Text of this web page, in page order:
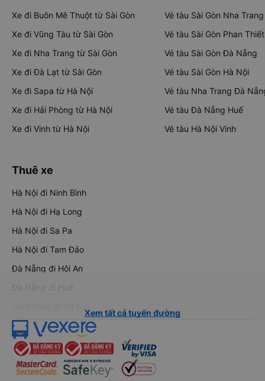
Xe đi Buôn Mê Thuột từ Sài Gòn
Xe đi Vũng Tàu từ Sài Gòn
Xe đi Nha Trang từ Sài Gòn
Xe đi Đà Lạt từ Sài Gòn
Xe đi Sapa từ Hà Nội
Xe đi Hải Phòng từ Hà Nội
Xe đi Vinh từ Hà Nội
Vé tàu Sài Gòn Nha Trang
Vé tàu Sài Gòn Phan Thiết
Vé tàu Sài Gòn Đà Nẵng
Vé tàu Sài Gòn Hà Nội
Vé tàu Nha Trang Đà
Vé tàu Đà Nẵng Huế
Vé tàu Hà Nội Vinh
Thuê xe
Hà Nội đi Ninh Bình
Hà Nội đi Hạ Long
Hà Nội đi Sa Pa
Hà Nội đi Tam Đảo
Đà Nẵng đi Hội An
Đà Nẵng đi Huế
Xem tất cả tuyến đường